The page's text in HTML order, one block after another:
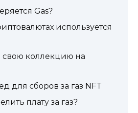
Gas?
используется
свою коллекцию на
для сборов за газ NFT
плату за газ?